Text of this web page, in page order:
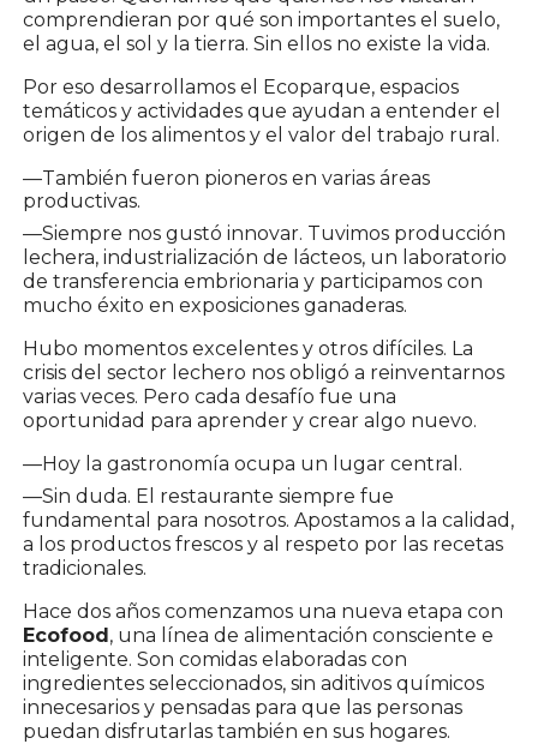
comprendieran por qué son importantes el suelo,
el agua, el sol y la tierra. Sin ellos no existe la vida.
Por eso desarrollamos el Ecoparque, espacios
temáticos y actividades que ayudan a entender el
origen de los alimentos y el valor del trabajo rural.
—También fueron pioneros en varias áreas
productivas.
—Siempre nos gustó innovar. Tuvimos producción
lechera, industrialización de lácteos, un laboratorio
de transferencia embrionaria y participamos con
mucho éxito en exposiciones ganaderas.
Hubo momentos excelentes y otros difíciles. La
crisis del sector lechero nos obligó a reinventarnos
varias veces. Pero cada desafío fue una
oportunidad para aprender y crear algo nuevo.
—Hoy la gastronomía ocupa un lugar central.
—Sin duda. El restaurante siempre fue
fundamental para nosotros. Apostamos a la calidad,
a los productos frescos y al respeto por las recetas
tradicionales.
Hace dos años comenzamos una nueva etapa con
Ecofood, una línea de alimentación consciente e
inteligente. Son comidas elaboradas con
ingredientes seleccionados, sin aditivos químicos
innecesarios y pensadas para que las personas
puedan disfrutarlas también en sus hogares.